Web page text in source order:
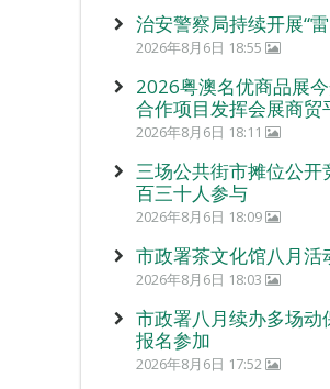
治安警察局持续开展“
2026年8月6日 18:55
2026粤澳名优商品展
合作项目发挥会展商贸
2026年8月6日 18:11
三场公共街市摊位公开
百三十人参与
2026年8月6日 18:09
市政署茶文化馆八月活
2026年8月6日 18:03
市政署八月续办多场动
报名参加
2026年8月6日 17:52